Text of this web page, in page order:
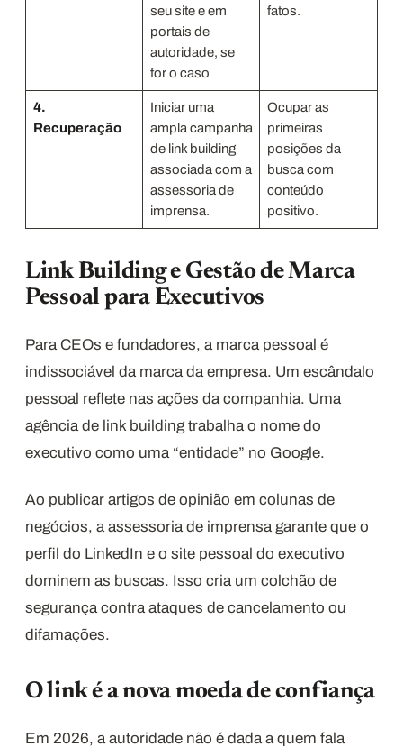
seu site e em
portais de
autoridade, se
for o caso
fatos.
4.
Recuperação
Iniciar uma
ampla campanha
de link building
associada com a
assessoria de
imprensa.
Ocupar as
primeiras
posições da
busca com
conteúdo
positivo.
Link Building e Gestão de Marca
Pessoal para Executivos
Para CEOs e fundadores, a marca pessoal é
indissociável da marca da empresa. Um escândalo
pessoal reflete nas ações da companhia. Uma
agência de link building trabalha o nome do
executivo como uma “entidade” no Google.
Ao publicar artigos de opinião em colunas de
negócios, a assessoria de imprensa garante que o
perfil do LinkedIn e o site pessoal do executivo
dominem as buscas. Isso cria um colchão de
segurança contra ataques de cancelamento ou
difamações.
O link é a nova moeda de confiança
Em 2026, a autoridade não é dada a quem fala